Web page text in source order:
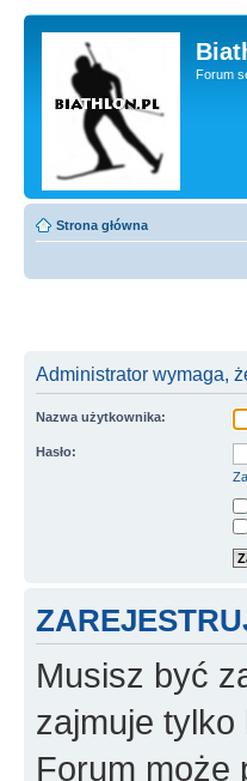
Forum
Strona główna
Administrator wymaga,
Nazwa użytkownika:
Hasło:
Musisz być
zajmuje tylko
Forum może